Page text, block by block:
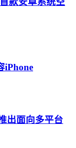
iPhone
出面向多平台